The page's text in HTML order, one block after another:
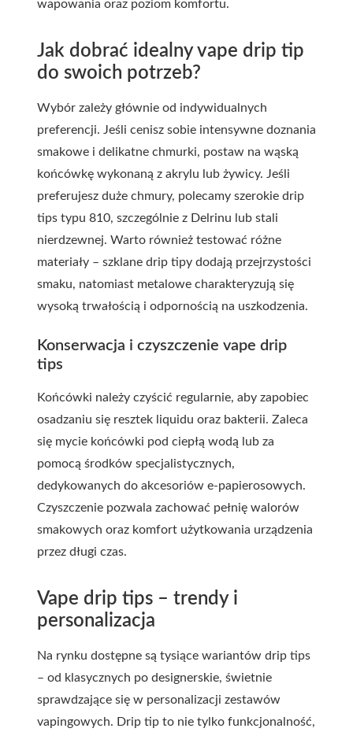
wapowania oraz poziom komfortu.
Jak dobrać idealny vape drip tip
do swoich potrzeb?
Wybór zależy głównie od indywidualnych
preferencji. Jeśli cenisz sobie intensywne doznania
smakowe i delikatne chmurki, postaw na wąską
końcówkę wykonaną z akrylu lub żywicy. Jeśli
preferujesz duże chmury, polecamy szerokie drip
tips typu 810, szczególnie z Delrinu lub stali
nierdzewnej. Warto również testować różne
materiały – szklane drip tipy dodają przejrzystości
smaku, natomiast metalowe charakteryzują się
wysoką trwałością i odpornością na uszkodzenia.
Konserwacja i czyszczenie vape drip
tips
Końcówki należy czyścić regularnie, aby zapobiec
osadzaniu się resztek liquidu oraz bakterii. Zaleca
się mycie końcówki pod ciepłą wodą lub za
pomocą środków specjalistycznych,
dedykowanych do akcesoriów e-papierosowych.
Czyszczenie pozwala zachować pełnię walorów
smakowych oraz komfort użytkowania urządzenia
przez długi czas.
Vape drip tips – trendy i
personalizacja
Na rynku dostępne są tysiące wariantów drip tips
– od klasycznych po designerskie, świetnie
sprawdzające się w personalizacji zestawów
vapingowych. Drip tip to nie tylko funkcjonalność,